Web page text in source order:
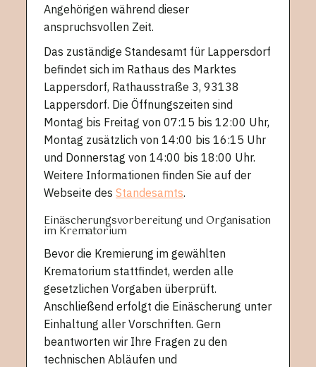
Angehörigen während dieser
anspruchsvollen Zeit.
Das zuständige Standesamt für Lappersdorf
befindet sich im Rathaus des Marktes
Lappersdorf, Rathausstraße 3, 93138
Lappersdorf. Die Öffnungszeiten sind
Montag bis Freitag von 07:15 bis 12:00 Uhr,
Montag zusätzlich von 14:00 bis 16:15 Uhr
und Donnerstag von 14:00 bis 18:00 Uhr.
Weitere Informationen finden Sie auf der
Webseite desStandesamts.
Einäscherungsvorbereitung und Organisation
im Krematorium
Bevor die Kremierung im gewählten
Krematorium stattfindet, werden alle
gesetzlichen Vorgaben überprüft.
Anschließend erfolgt die Einäscherung unter
Einhaltung aller Vorschriften. Gern
beantworten wir Ihre Fragen zu den
technischen Abläufen und